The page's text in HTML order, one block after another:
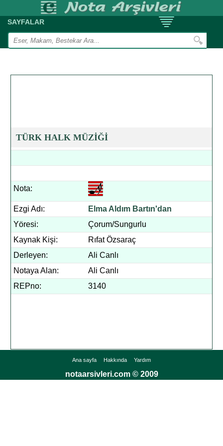
SAYFALAR
TÜRK HALK MÜZİĞİ
Nota:
Ezgi Adı:
Elma Aldım Bartın'dan
Yöresi:
Çorum/Sungurlu
Kaynak Kişi:
Rıfat Özsaraç
Derleyen:
Ali Canlı
Notaya Alan:
Ali Canlı
REPno:
3140
Ana sayfa Hakkında Yardım
notaarsivleri.com © 2009